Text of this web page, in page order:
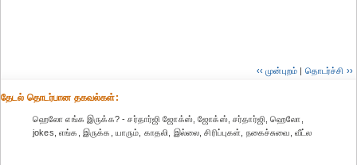
‹‹ முன்புறம் | தொடர்ச்சி ››
தேட‌ல் தொட‌ர்பான தகவ‌ல்க‌ள்:
ஹெலோ எங்க இருக்க? - சர்தார்ஜி ஜோக்ஸ், ஜோக்ஸ், சர்தார்ஜி, ஹெலோ,
jokes, எங்க, இருக்க, யாரும், காதலி, இல்லை, சிரிப்புகள், நகைச்சுவை, வீட்ல